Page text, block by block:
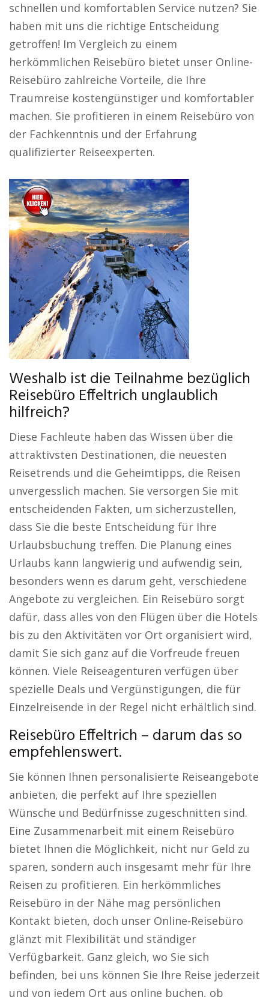
schnellen und komfortablen Service nutzen? Sie
haben mit uns die richtige Entscheidung
getroffen! Im Vergleich zu einem
herkömmlichen Reisebüro bietet unser Online-
Reisebüro zahlreiche Vorteile, die Ihre
Traumreise kostengünstiger und komfortabler
machen. Sie profitieren in einem Reisebüro von
der Fachkenntnis und der Erfahrung
qualifizierter Reiseexperten.
Weshalb ist die Teilnahme bezüglich
Reisebüro Effeltrich unglaublich
hilfreich?
Diese Fachleute haben das Wissen über die
attraktivsten Destinationen, die neuesten
Reisetrends und die Geheimtipps, die Reisen
unvergesslich machen. Sie versorgen Sie mit
entscheidenden Fakten, um sicherzustellen,
dass Sie die beste Entscheidung für Ihre
Urlaubsbuchung treffen. Die Planung eines
Urlaubs kann langwierig und aufwendig sein,
besonders wenn es darum geht, verschiedene
Angebote zu vergleichen. Ein Reisebüro sorgt
dafür, dass alles von den Flügen über die Hotels
bis zu den Aktivitäten vor Ort organisiert wird,
damit Sie sich ganz auf die Vorfreude freuen
können. Viele Reiseagenturen verfügen über
spezielle Deals und Vergünstigungen, die für
Einzelreisende in der Regel nicht erhältlich sind.
Reisebüro Effeltrich – darum das so
empfehlenswert.
Sie können Ihnen personalisierte Reiseangebote
anbieten, die perfekt auf Ihre speziellen
Wünsche und Bedürfnisse zugeschnitten sind.
Eine Zusammenarbeit mit einem Reisebüro
bietet Ihnen die Möglichkeit, nicht nur Geld zu
sparen, sondern auch insgesamt mehr für Ihre
Reisen zu profitieren. Ein herkömmliches
Reisebüro in der Nähe mag persönlichen
Kontakt bieten, doch unser Online-Reisebüro
glänzt mit Flexibilität und ständiger
Verfügbarkeit. Ganz gleich, wo Sie sich
befinden, bei uns können Sie Ihre Reise jederzeit
und von jedem Ort aus online buchen, ob